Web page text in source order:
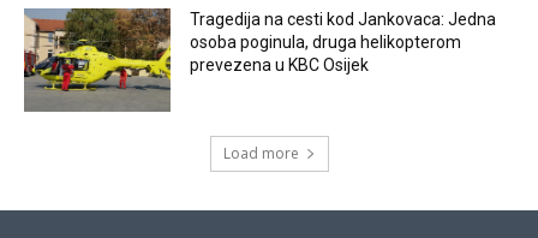
Tragedija na cesti kod Jankovaca: Jedna
osoba poginula, druga helikopterom
prevezena u KBC Osijek
Load more